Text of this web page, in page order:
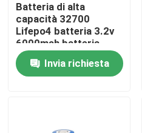
Casa
Batteria di alta
capacità 32700
Lifepo4 batteria 3.2v
6000mah batteria
ricaricabile per ciclo
profondoInvia richiesta